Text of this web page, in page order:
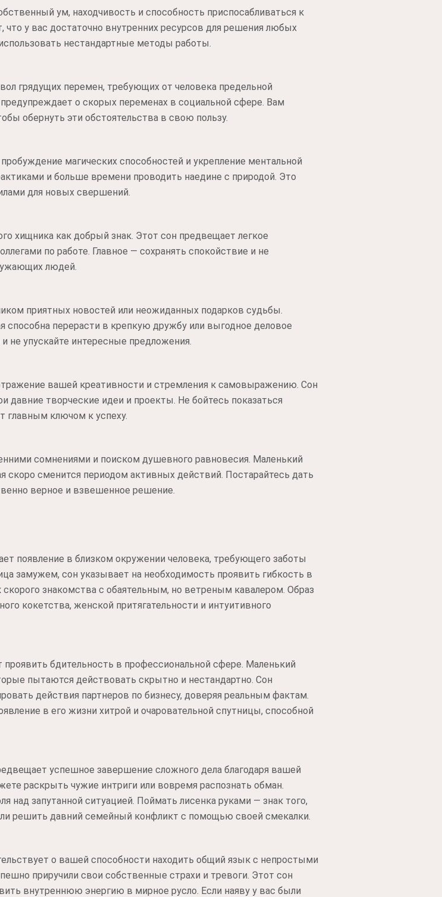
ум, находчивость и способность приспосабливаться к
у вас достаточно внутренних ресурсов для решения любых
нестандартные методы работы.
грядущих перемен, требующих от человека предельной
о скорых переменах в социальной сфере. Вам
обернуть эти обстоятельства в свою пользу.
магических способностей и укрепление ментальной
и больше времени проводить наедине с природой. Это
для новых свершений.
хищника как добрый знак. Этот сон предвещает легкое
по работе. Главное — сохранять спокойствие и не
людей.
приятных новостей или неожиданных подарков судьбы.
способна перерасти в крепкую дружбу или выгодное деловое
упускайте интересные предложения.
вашей креативности и стремления к самовыражению. Сон
давние творческие идеи и проекты. Не бойтесь показаться
главным ключом к успеху.
сомнениями и поиском душевного равновесия. Маленький
скоро сменится периодом активных действий. Постарайтесь дать
верное и взвешенное решение.
появление в близком окружении человека, требующего заботы
замужем, сон указывает на необходимость проявить гибкость в
знакомства с обаятельным, но ветреным кавалером. Образ
кокетства, женской притягательности и интуитивного
проявить бдительность в профессиональной сфере. Маленький
пытаются действовать скрытно и нестандартно. Сон
действия партнеров по бизнесу, доверяя реальным фактам.
в его жизни хитрой и очаровательной спутницы, способной
успешное завершение сложного дела благодаря вашей
раскрыть чужие интриги или вовремя распознать обман.
запутанной ситуацией. Поймать лисенка руками — знак того,
решить давний семейный конфликт с помощью своей смекалки.
о вашей способности находить общий язык с непростыми
приручили свои собственные страхи и тревоги. Этот сон
внутреннюю энергию в мирное русло. Если наяву у вас были